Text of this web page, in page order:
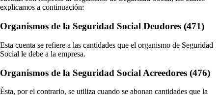
explicamos a continuación:
Organismos de la Seguridad Social Deudores (471)
Esta cuenta se refiere a las cantidades que el organismo de Seguridad
Social le debe a la empresa.
Organismos de la Seguridad Social Acreedores (476)
Ésta, por el contrario, se utiliza cuando se abonan cantidades que la